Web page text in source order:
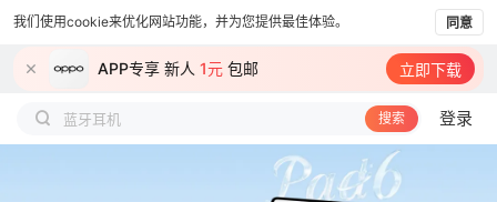
我们使用cookie来优化网站功能，并为您提供最佳体验。 同意
APP专享 新人 1元 包邮 立即下载
蓝牙耳机
搜索 登录